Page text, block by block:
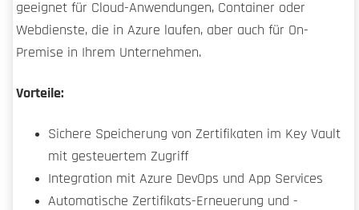
geeignet für Cloud-Anwendungen, Container oder
Webdienste, die in Azure laufen, aber auch für On-
Premise in Ihrem Unternehmen.
Vorteile:
Sichere Speicherung von Zertifikaten im Key Vault
mit gesteuertem Zugriff
Integration mit Azure DevOps und App Services
Automatische Zertifikats-Erneuerung und -